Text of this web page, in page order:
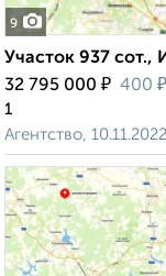
9
Участок 937 сот.,
32 795 000 ₽ 400 ₽
1
Агентство, 10.11.2022